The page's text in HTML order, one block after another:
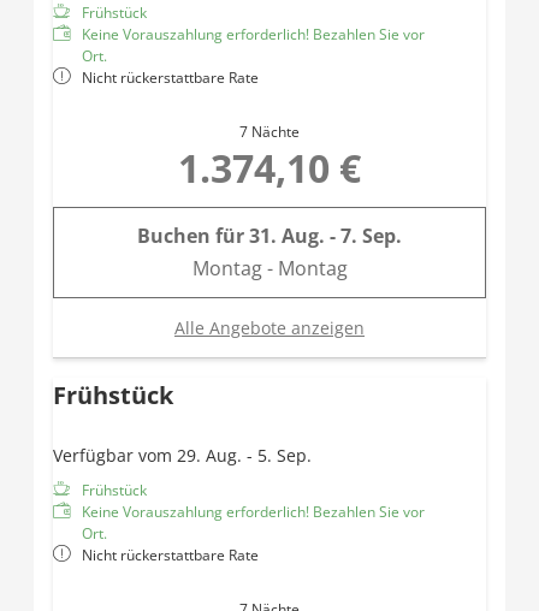
Frühstück
Keine Vorauszahlung erforderlich! Bezahlen Sie vor
Ort.
Nicht rückerstattbare Rate
7 Nächte
1.374,10 €
Buchen für31. Aug. - 7. Sep.
Montag - Montag
Alle Angebote anzeigen
Frühstück
Verfügbar vom 29. Aug. - 5. Sep.
Frühstück
Keine Vorauszahlung erforderlich! Bezahlen Sie vor
Ort.
Nicht rückerstattbare Rate